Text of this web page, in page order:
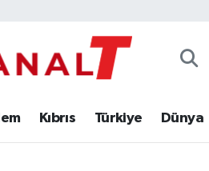
Kıbrıs Türkiye Dünya